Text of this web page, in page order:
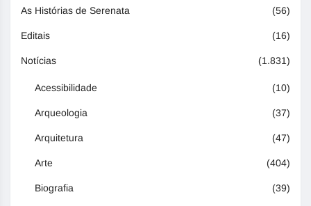
As Histórias de Serenata (56)
Editais (16)
Notícias (1.831)
Acessibilidade (10)
Arqueologia (37)
Arquitetura (47)
Arte (404)
Biografia (39)